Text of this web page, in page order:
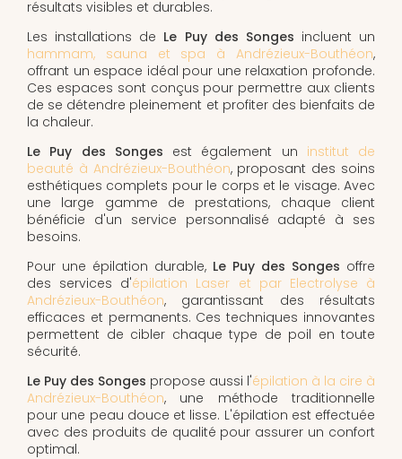
résultats visibles et durables.
Les installations de Le Puy des Songes incluent un
hammam, sauna et spa à Andrézieux-Bouthéon,
offrant un espace idéal pour une relaxation profonde.
Ces espaces sont conçus pour permettre aux clients
de se détendre pleinement et profiter des bienfaits de
la chaleur.
Le Puy des Songes est également un institut de
beauté à Andrézieux-Bouthéon, proposant des soins
esthétiques complets pour le corps et le visage. Avec
une large gamme de prestations, chaque client
bénéficie d'un service personnalisé adapté à ses
besoins.
Pour une épilation durable, Le Puy des Songes offre
des services d'épilation Laser et par Electrolyse à
Andrézieux-Bouthéon, garantissant des résultats
efficaces et permanents. Ces techniques innovantes
permettent de cibler chaque type de poil en toute
sécurité.
Le Puy des Songes propose aussi l'épilation à la cire à
Andrézieux-Bouthéon, une méthode traditionnelle
pour une peau douce et lisse. L'épilation est effectuée
avec des produits de qualité pour assurer un confort
optimal.